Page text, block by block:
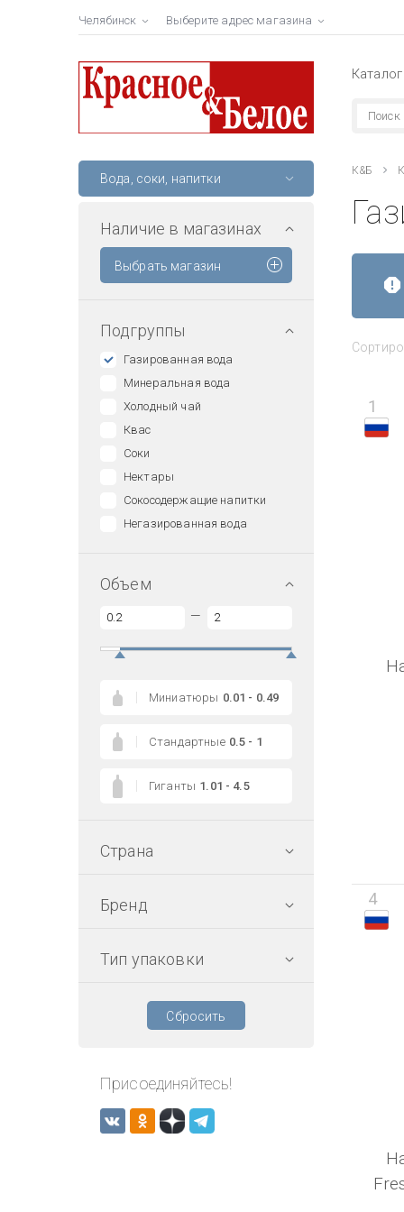
Челябинск Выберите адрес магазина
Каталог
Вода, соки, напитки
Наличие в магазинах
Выбрать магазин
Подгруппы
Газированная вода
Минеральная вода
Холодный чай
Квас
Соки
Нектары
Сокосодержащие напитки
Негазированная вода
Объем
—
Миниатюры 0.01 - 0.49
Стандартные 0.5 - 1
Гиганты 1.01 - 4.5
Страна
Бренд
Тип упаковки
Сбросить
Присоединяйтесь!
К&Б
1
4